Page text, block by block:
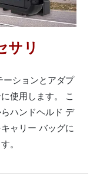
サリ
ーションとアダプ
使用します。 こ
ハンドヘルド デ
ャリー バッグに
。